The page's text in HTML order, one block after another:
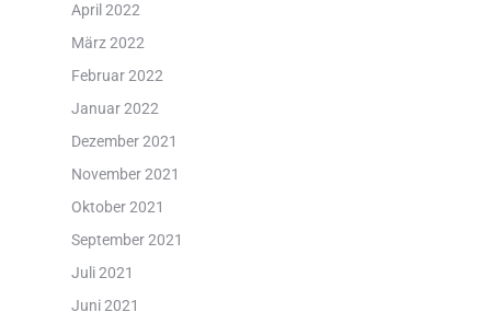
April 2022
März 2022
Februar 2022
Januar 2022
Dezember 2021
November 2021
Oktober 2021
September 2021
Juli 2021
Juni 2021